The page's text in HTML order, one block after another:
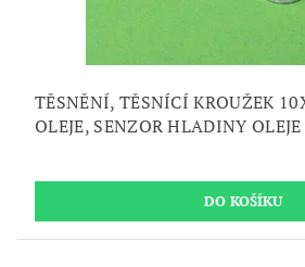
TĚSNĚNÍ, TĚSNÍCÍ KROUŽEK
OLEJE, SENZOR HLADINY OLEJE